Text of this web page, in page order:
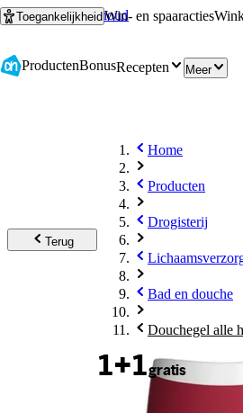
Ga naar hoofdinhoud
Ga naar zoeken
ToegankelijkheidWin- en spaaracties
ProductenBonusRecepten Meer
Terug
Home
Producten
Drogisterij
Bad en douche
Douchegel alle
1+1gratis